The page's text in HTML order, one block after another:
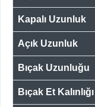
Kapalı Uzunluk
Açık Uzunluk
Bıçak Uzunluğu
Bıçak Et Kalınlığı